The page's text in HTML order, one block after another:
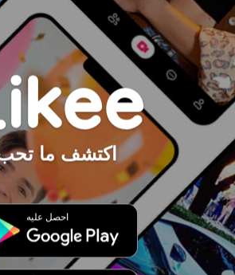
اكتشف ما
احصل عليه